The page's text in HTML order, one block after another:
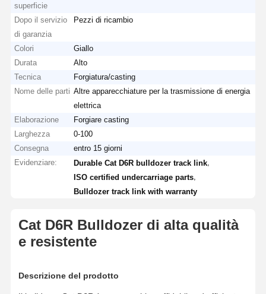
superficie
Dopo il servizio
di garanzia
Pezzi di ricambio
Colori
Giallo
Durata
Alto
Tecnica
Forgiatura/casting
Nome delle parti Altre apparecchiature per la trasmissione di energia
elettrica
Elaborazione
Forgiare casting
Larghezza
0-100
Consegna
entro 15 giorni
Evidenziare:
Durable Cat D6R bulldozer track link
ISO certified undercarriage parts
Bulldozer track link with warranty
Cat D6R Bulldozer di alta qualità
e resistente
Descrizione del prodotto